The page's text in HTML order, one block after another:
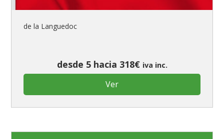
de la Languedoc
desde 5 hacia 318€ iva inc.
Ver